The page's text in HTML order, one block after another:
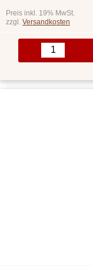
Preis inkl. 19% MwSt.
zzgl. Versandkosten